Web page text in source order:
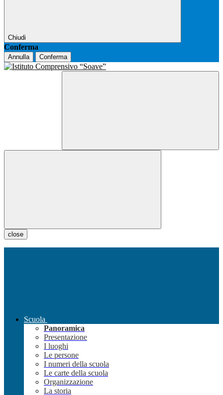
Chiudi
Conferma
Annulla Conferma
close
Scuola
Panoramica
Presentazione
I luoghi
Le persone
I numeri della scuola
Le carte della scuola
Organizzazione
La storia